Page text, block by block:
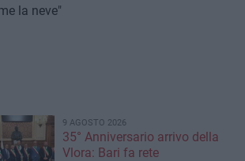
la neve"
9 AGOSTO 2026
35° Anniversario arrivo della
Vlora: Bari fa rete